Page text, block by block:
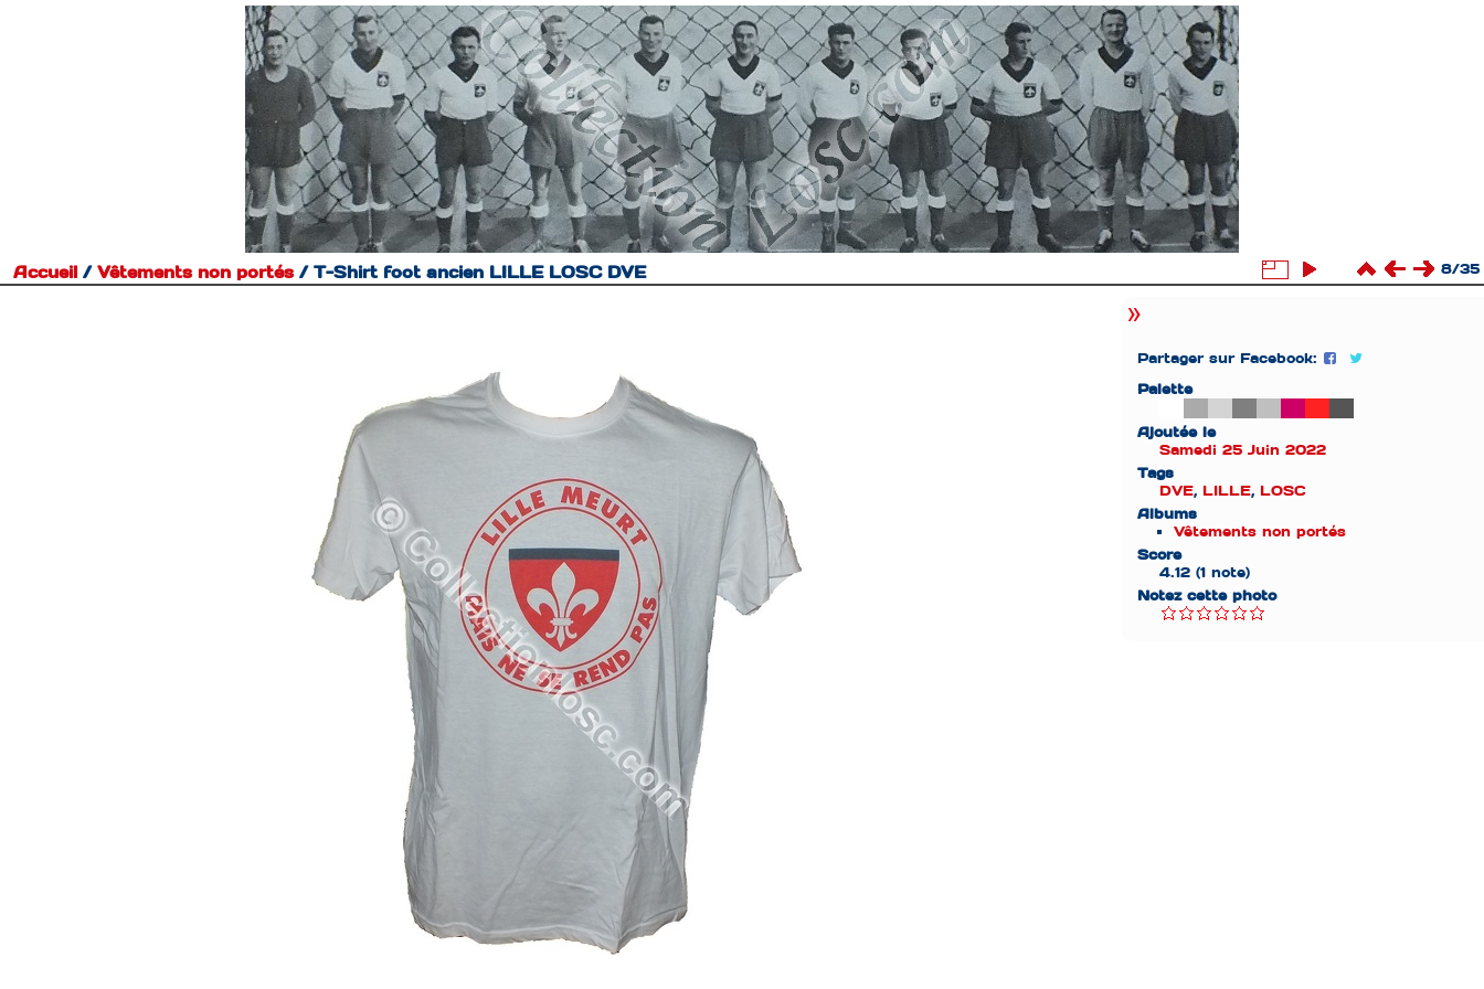
Accueil / Vêtements non portés/ T-Shirt foot ancien LILLE LOSC DVE 8/35
Partager sur Facebook:
Palette
Ajoutée le
Samedi 25 Juin 2022
Tags
DVE, LILLE, LOSC
Albums
Vêtements non portés
Score
4.12 (1 note)
Notez cette photo